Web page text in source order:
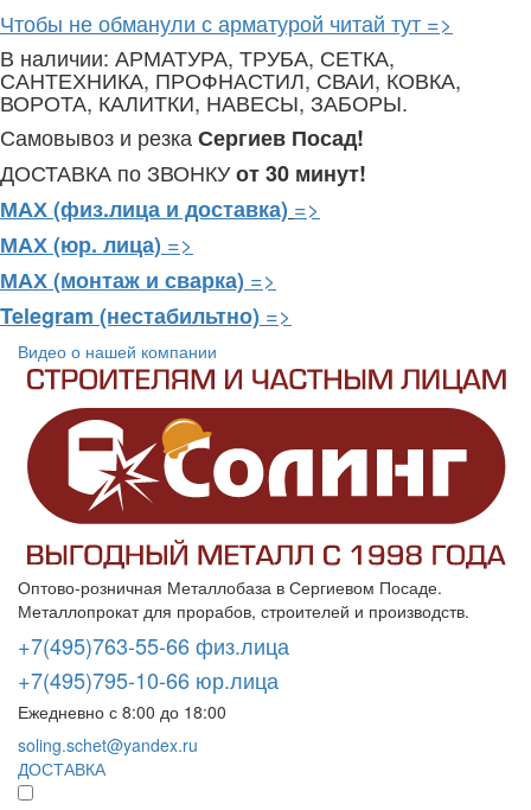
Чтобы не обманули с арматурой читай тут =>
В наличии: АРМАТУРА, ТРУБА, СЕТКА,
САНТЕХНИКА, ПРОФНАСТИЛ, СВАИ, КОВКА,
ВОРОТА, КАЛИТКИ, НАВЕСЫ, ЗАБОРЫ.
Самовывоз и резка Сергиев Посад!
ДОСТАВКА по ЗВОНКУот 30 минут!
МАХ (физ.лица и доставка) =>
МАХ (юр. лица) =>
МАХ (монтаж и сварка) =>
Telegram (нестабильтно) =>
Видео о нашей компании
Оптово-розничная Металлобаза в Сергиевом Посаде.
Металлопрокат для прорабов, строителей и производств.
+7(495)763-55-66 физ.лица
+7(495)795-10-66 юр.лица
Ежедневно с 8:00 до 18:00
soling.schet@yandex.ru
ДОСТАВКА